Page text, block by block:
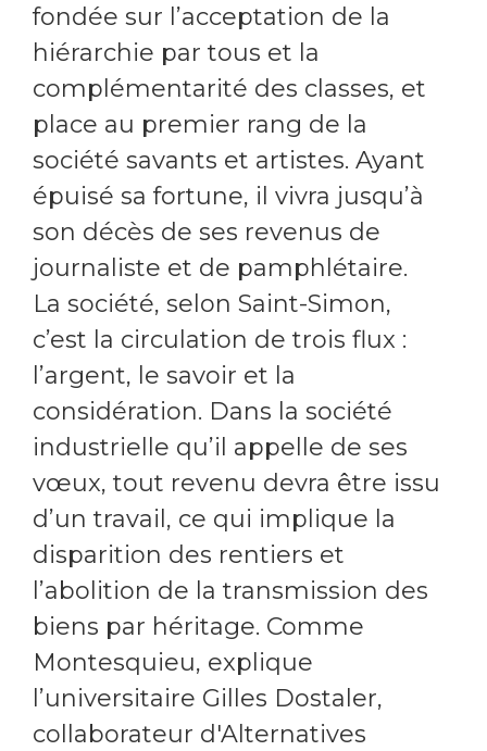
fondée sur l’acceptation de la
hiérarchie par tous et la
complémentarité des classes, et
place au premier rang de la
société savants et artistes. Ayant
épuisé sa fortune, il vivra jusqu’à
son décès de ses revenus de
journaliste et de pamphlétaire.
La société, selon Saint-Simon,
c’est la circulation de trois flux :
l’argent, le savoir et la
considération. Dans la société
industrielle qu’il appelle de ses
vœux, tout revenu devra être issu
d’un travail, ce qui implique la
disparition des rentiers et
l’abolition de la transmission des
biens par héritage. Comme
Montesquieu, explique
l’universitaire Gilles Dostaler,
collaborateur d'Alternatives